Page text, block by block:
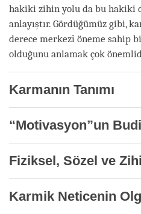
hakiki zihin yolu da bu hakiki
anlayıştır. Gördüğümüz gibi,
derece merkezî öneme sahip
olduğunu anlamak çok
Karmanın Tanımı
“Motivasyon”un
Fiziksel, Sözel ve
Karmik Neticenin